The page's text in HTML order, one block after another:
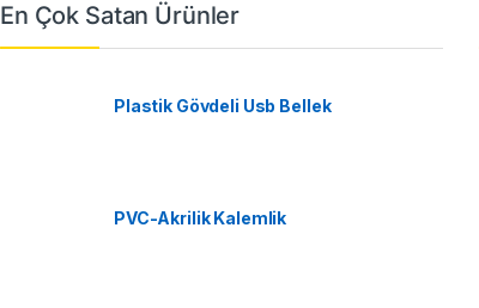
En Çok Satan Ürünler
Plastik Gövdeli Usb Bellek
PVC-Akrilik Kalemlik